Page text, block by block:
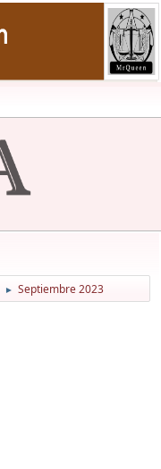
► Septiembre 2023